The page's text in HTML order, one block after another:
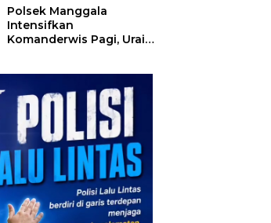
Polsek Manggala
Intensifkan
Komanderwis Pagi, Urai